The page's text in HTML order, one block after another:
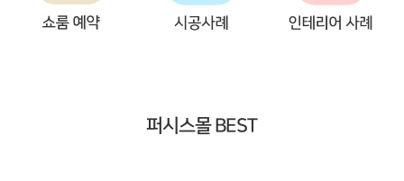
퍼시스몰 BEST